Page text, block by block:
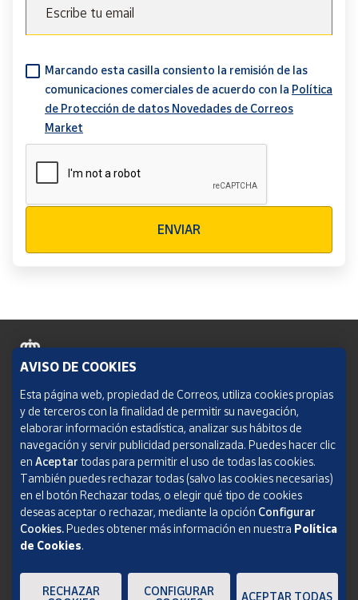
Escribe tu email
Marcando esta casilla consiento la remisión de las
comunicaciones comerciales de acuerdo con la Política
de Protección de datos Novedades de Correos
Market
ENVIAR
Política de cookies
Aviso legal
Condiciones del servicio
Política de Privacidad Web
Informe de transparencia
SOCIEDAD ESTATAL CORREOS Y TELÉGRAFOS, S.A., S.M.E. Todos los derechos
AVISO DE COOKIES
Esta página web, propiedad de Correos, utiliza cookies propias
y de terceros con la finalidad de permitir su navegación,
elaborar información estadística, analizar sus hábitos de
navegación y servir publicidad personalizada. Puedes hacer clic
en Aceptar todas para permitir el uso de todas las cookies.
También puedes rechazar todas (salvo las cookies necesarias)
en el botón Rechazar todas, o elegir qué tipo de cookies
deseas aceptar o rechazar, mediante la opción Configurar
Cookies.Puedes obtener más información en nuestra Política
de Cookies.
RECHAZAR
CONFIGURAR
ACEPTAR TODAS